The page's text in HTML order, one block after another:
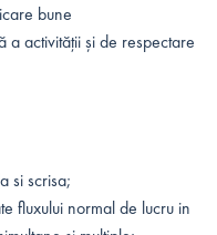
bune
activității și de respectare
si scrisa;
fluxului normal de lucru in